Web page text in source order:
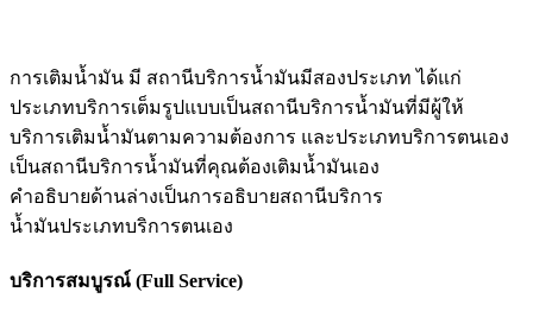
การเติมน้ำมัน มี สถานีบริการน้ำมัน‌มี‌สอง‌ประเภท ได้แก่
ประเภท‌บริการ‌เต็มรูปแบบ‌เป็น‌สถานีบริการน้ำมัน‌ที่‌มี‌ผู้ให้
บริการ‌เติม‌น้ำมัน‌ตามความต้องการ และ‌ประเภท‌บริการตนเอง
‌เป็น‌สถานีบริการน้ำมัน‌ที่‌คุณต้อง‌เติม‌น้ำมัน‌เอง
คำอธิบาย‌ด้านล่าง‌เป็น‌การอธิบาย‌สถานีบริการ
น้ำมัน‌ประเภท‌บริการตนเอง
บริการสมบูรณ์ (Full Service)